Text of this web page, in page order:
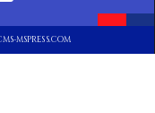
MSPRESS.COM